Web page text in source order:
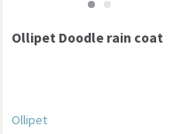
Ollipet Doodle rain coat
Ollipet